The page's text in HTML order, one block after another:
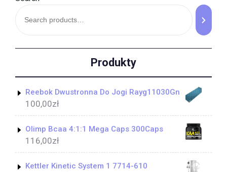
Produkty
Reebok Dwustronna Do Jogi Rayg11030Gn
100,00zł
Olimp Bcaa 4:1:1 Mega Caps 300Caps
116,00zł
Kettler Kinetic System 1 7714-610